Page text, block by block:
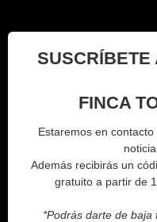
SUSCRÍBETE
FINCA
Estaremos en
Además recibirás un
gratuito a partir de
*Podrás darte de